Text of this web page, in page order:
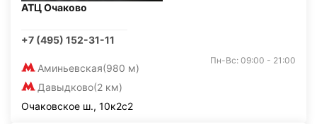
АТЦ Очаково
+7 (495) 152-31-11
Аминьевская(980 м)
Давыдково(2 км)
Пн-Вс: 09:00 - 21:00
Очаковское ш., 10к2с2